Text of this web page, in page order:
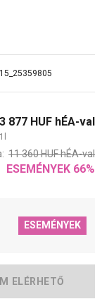
3 877 HUF hÉA-val
1
11 360HUFhÉA-val
ESEMÉNYEK 66%
ESEMÉNYEK